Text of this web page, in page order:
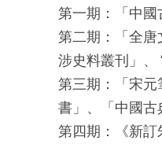
第一期：「中
第二期：「全
涉史料叢刊」、
第三期：「宋
書」、「中國古
第四期：《新訂